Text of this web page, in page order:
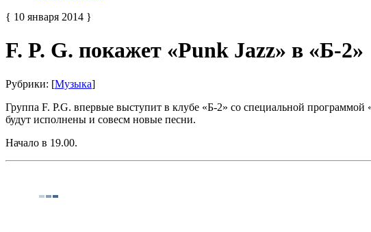
{ 10 января 2014 }
F. P. G. покажет «Punk Jazz» в «Б-2»
Рубрики: [Музыка]
Группа F. P.G. впервые выступит в клубе «Б-2» со специальной
будут исполнены и совесм новые песни.
Начало в 19.00.